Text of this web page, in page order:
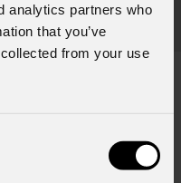
analytics partners who
that you’ve
from your use
1 colonna